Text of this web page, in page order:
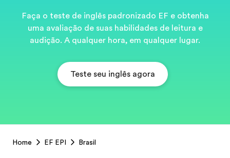
Faça o teste de inglês padronizado EF e obtenha
uma avaliação de suas habilidades de leitura e
audição. A qualquer hora, em qualquer lugar.
Teste seu inglês agora
Footer
Home EF EPI Brasil